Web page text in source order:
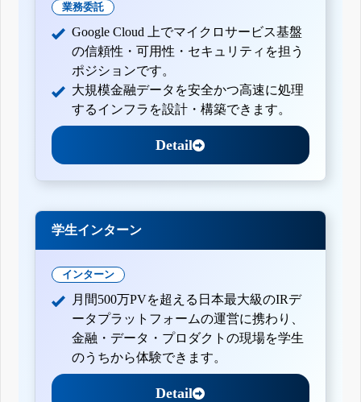
業務委託
Google Cloud 上でマイクロサービス基盤
の信頼性・可用性・セキュリティを担う
ポジションです。
大規模金融データを安全かつ高速に処理
するインフラを設計・構築できます。
Detail
学生インターン
インターン
月間500万PVを超える日本最大級のIRデ
ータプラットフォームの運営に携わり、
金融・データ・プロダクトの現場を学生
のうちから体験できます。
Detail